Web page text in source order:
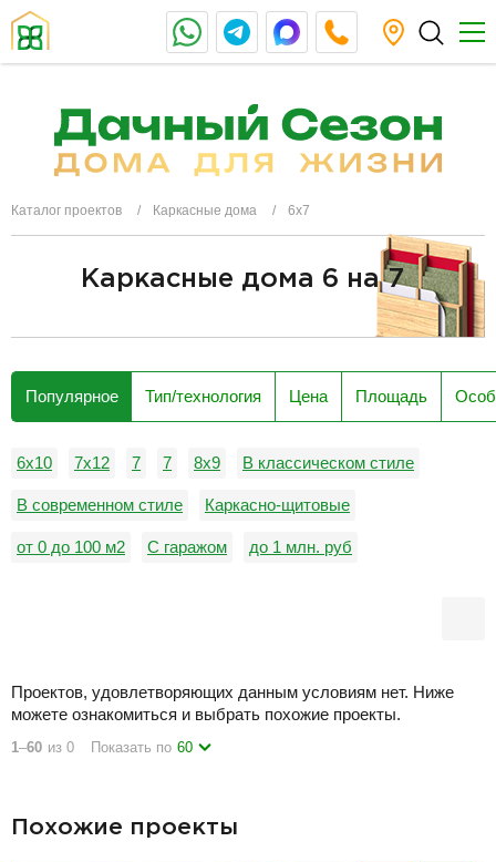
Каталог проектов Каркасные дома 6x7
Каркасные дома 6 на 7
Популярное Тип/технология Цена Площадь
6x10 7x12 7 7 8х9 В классическом стиле
В современном стиле Каркасно-щитовые
от 0 до 100 м2 С гаражом до 1 млн. руб
1–60 из 0 Показать по 60
Проектов, удовлетворяющих данным условиям нет. Ниже
можете ознакомиться и выбрать похожие проекты.
Похожие проекты